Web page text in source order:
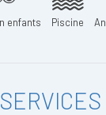
enfants Piscine